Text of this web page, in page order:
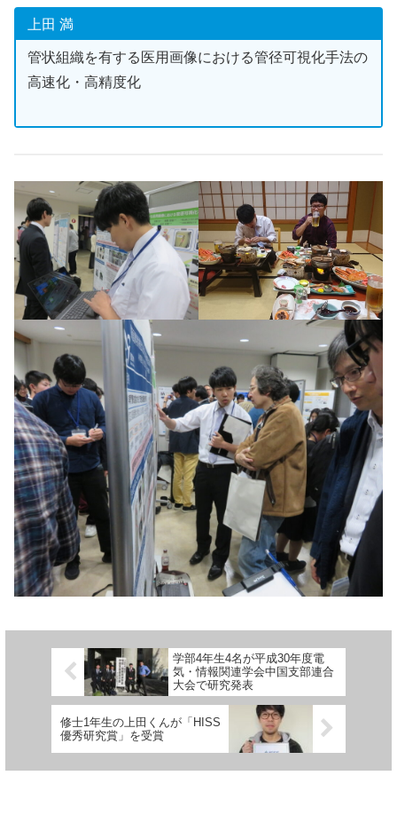
上田 満
管状組織を有する医用画像における管径可視化手法の
高速化・高精度化
学部4年生4名が平成30年度電
気・情報関連学会中国支部連合
大会で研究発表
修士1年生の上田くんが「HISS
優秀研究賞」を受賞